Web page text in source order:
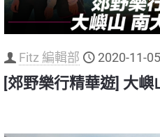
Fitz 編輯部 2020-11-05
[郊野樂行精華遊] 大